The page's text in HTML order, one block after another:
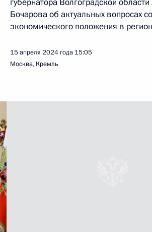
Бочарова об актуальных вопросах
экономического положения в
15 апреля 2024 года 15:05
Москва, Кремль